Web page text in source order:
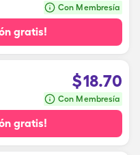
Con Membresía
gratis!
$18.70
Con Membresía
gratis!